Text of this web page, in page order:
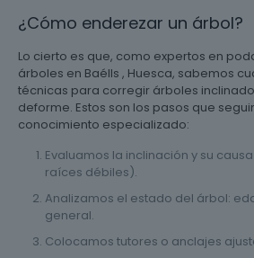
¿Cómo enderezar un árbol?
Lo cierto es que, como expertos en
árboles en Baélls , Huesca, sabemos
técnicas para corregir árboles
deforme. Estos son los pasos que
conocimiento especializado:
Evaluamos la inclinación y su
raíces débiles).
Analizamos el estado del árbol:
general.
Colocamos tutores o anclajes